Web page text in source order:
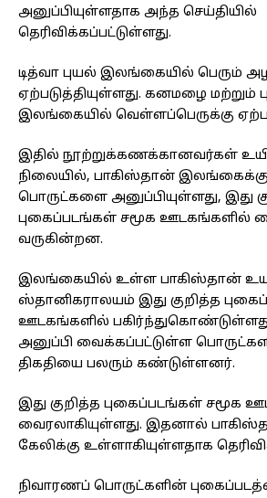
அனுப்பியுள்ளதாக அந்த செய்தியில்
தெரிவிக்கப்பட்டுள்ளது.
டித்வா புயல் இலங்கையில் பெரும்
ஏற்படுத்தியுள்ளது. கனமழை மற்றும்
இலங்கையில் வெள்ளப்பெருக்கு
இதில் நூற்றுக்கணக்கானவர்கள்
நிலையில், பாகிஸ்தான்
பொருட்களை அனுப்பியுள்ளது, இது
புகைப்படங்கள் சமூக ஊடகங்களில்
வருகின்றன.
இலங்கையில் உள்ள பாகிஸ்தான்
ஸ்தானிகராலயம் இது குறித்த
ஊடகங்களில்
அனுப்பி வைக்கப்பட்டுள்ள
திகதியை பலரும் கண்டுள்ளனர்.
இது குறித்த புகைப்படங்கள் சமூக
வைரலாகியுள்ளது. இதனால்
கேலிக்கு உள்ளாகியுள்ளதாக
நிவாரணப் பொருட்களின்